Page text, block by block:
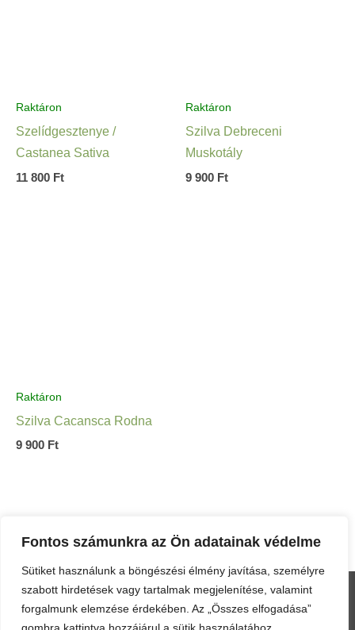
Fontos számunkra az Ön adatainak védelme
Sütiket használunk a böngészési élmény javítása, személyre
szabott hirdetések vagy tartalmak megjelenítése, valamint
forgalmunk elemzése érdekében. Az „Összes elfogadása”
Raktáron
Szelídgesztenye /
Castanea Sativa
11 800 Ft
Raktáron
Szilva Debreceni
Muskotály
9 900 Ft
Raktáron
Szilva Cacansca Rodna
9 900 Ft